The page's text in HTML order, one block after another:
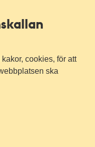
cookies, för att
ska